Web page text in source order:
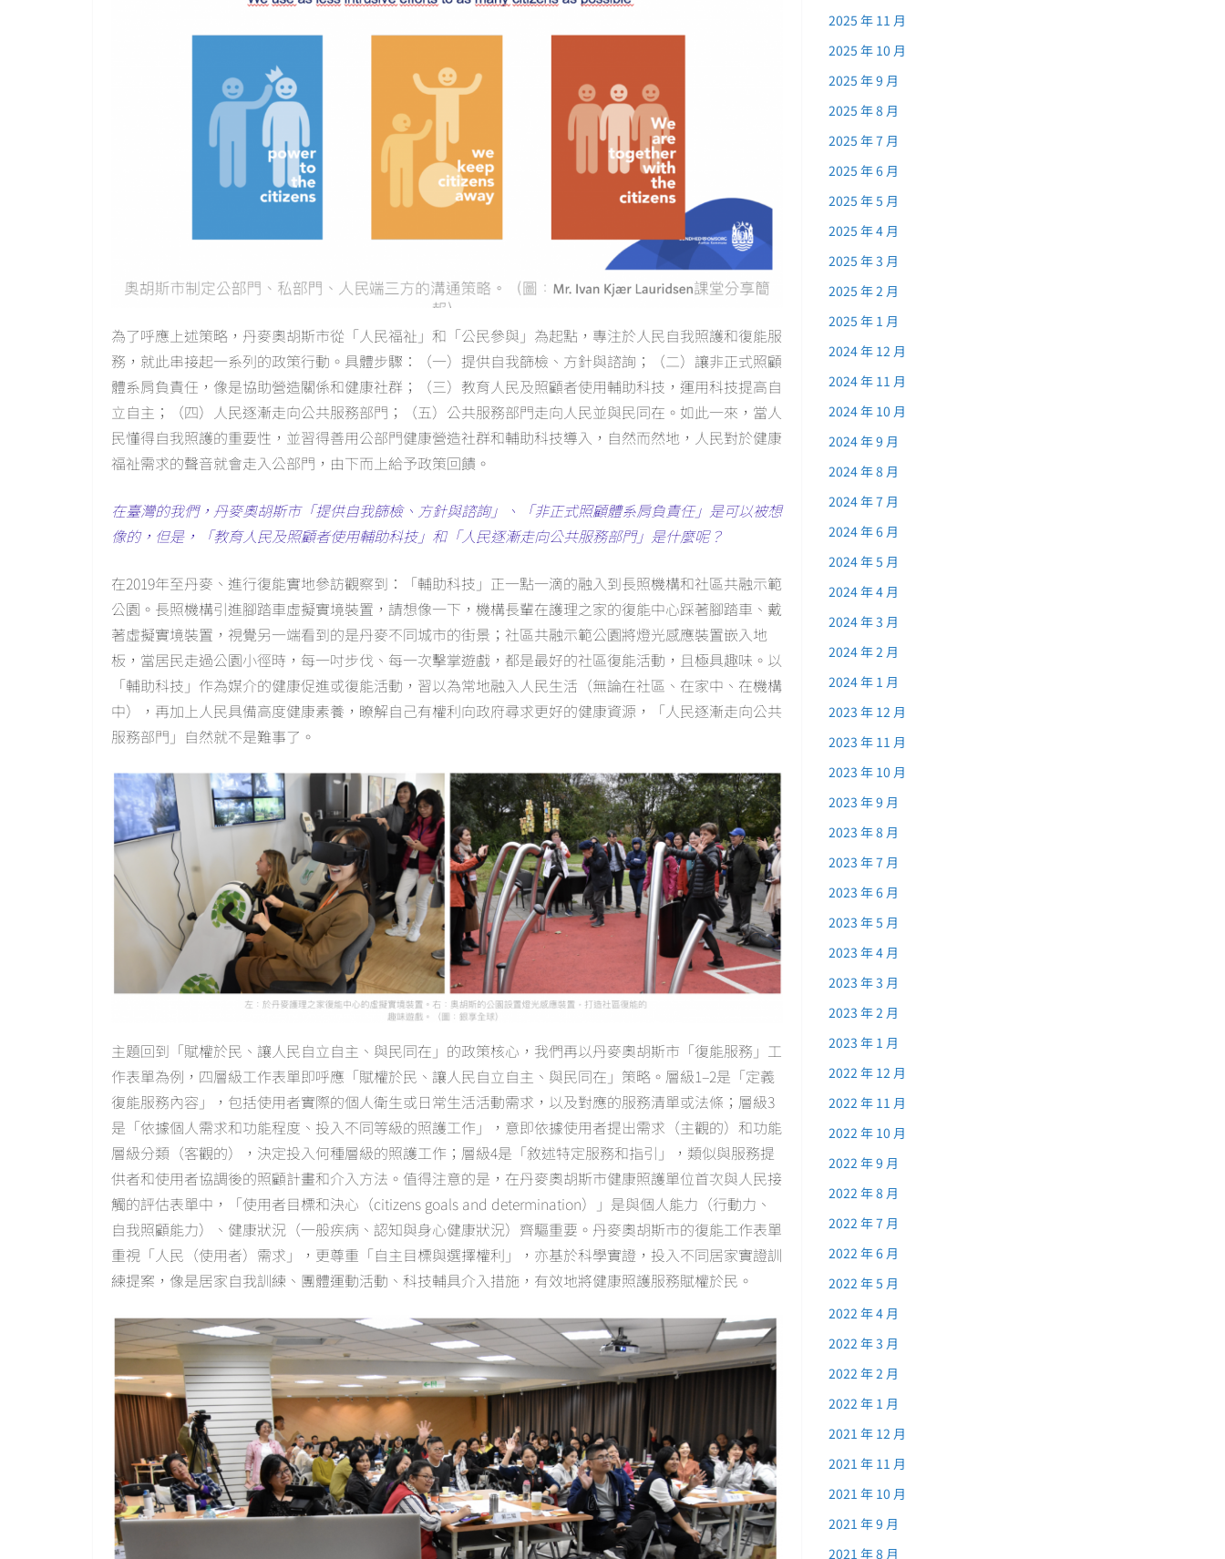
為了呼應上述策略，丹麥奧胡斯市從「人民福祉」和「公民參與」為起點，專注於人民自我照護和復能服
務，就此串接起一系列的政策行動。具體步驟：（一）提供自我篩檢、方針與諮詢；（二）讓非正式照顧
體系肩負責任，像是協助營造關係和健康社群；（三）教育人民及照顧者使用輔助科技，運用科技提高自
立自主；（四）人民逐漸走向公共服務部門；（五）公共服務部門走向人民並與民同在。如此一來，當人
民懂得自我照護的重要性，並習得善用公部門健康營造社群和輔助科技導入，自然而然地，人民對於健康
福祉需求的聲音就會走入公部門，由下而上給予政策回饋。
在臺灣的我們，丹麥奧胡斯市「提供自我篩檢、方針與諮詢」、「非正式照顧體系肩負責任」是可以被想
像的，但是，「教育人民及照顧者使用輔助科技」和「人民逐漸走向公共服務部門」是什麼呢？
在2019年至丹麥、進行復能實地參訪觀察到：「輔助科技」正一點一滴的融入到長照機構和社區共融示範
公園。長照機構引進腳踏車虛擬實境裝置，請想像一下，機構長輩在護理之家的復能中心踩著腳踏車、戴
著虛擬實境裝置，視覺另一端看到的是丹麥不同城市的街景；社區共融示範公園將燈光感應裝置嵌入地
板，當居民走過公園小徑時，每一吋步伐、每一次擊掌遊戲，都是最好的社區復能活動，且極具趣味。以
「輔助科技」作為媒介的健康促進或復能活動，習以為常地融入人民生活（無論在社區、在家中、在機構
中），再加上人民具備高度健康素養，瞭解自己有權利向政府尋求更好的健康資源，「人民逐漸走向公共
服務部門」自然就不是難事了。
主題回到「賦權於民、讓人民自立自主、與民同在」的政策核心，我們再以丹麥奧胡斯市「復能服務」工
作表單為例，四層級工作表單即呼應「賦權於民、讓人民自立自主、與民同在」策略。層級1–2是「定義
復能服務內容」，包括使用者實際的個人衛生或日常生活活動需求，以及對應的服務清單或法條；層級3
是「依據個人需求和功能程度、投入不同等級的照護工作」，意即依據使用者提出需求（主觀的）和功能
層級分類（客觀的），決定投入何種層級的照護工作；層級4是「敘述特定服務和指引」，類似與服務提
供者和使用者協調後的照顧計畫和介入方法。值得注意的是，在丹麥奧胡斯市健康照護單位首次與人民接
觸的評估表單中，「使用者目標和決心（citizens goals and determination）」是與個人能力（行動力、
自我照顧能力）、健康狀況（一般疾病、認知與身心健康狀況）齊驅重要。丹麥奧胡斯市的復能工作表單
重視「人民（使用者）需求」，更尊重「自主目標與選擇權利」，亦基於科學實證，投入不同居家實證訓
練提案，像是居家自我訓練、團體運動活動、科技輔具介入措施，有效地將健康照護服務賦權於民。
2025 年 11 月
2025 年 10 月
2025 年 9 月
2025 年 8 月
2025 年 7 月
2025 年 6 月
2025 年 5 月
2025 年 4 月
2025 年 3 月
2025 年 2 月
2025 年 1 月
2024 年 12 月
2024 年 11 月
2024 年 10 月
2024 年 9 月
2024 年 8 月
2024 年 7 月
2024 年 6 月
2024 年 5 月
2024 年 4 月
2024 年 3 月
2024 年 2 月
2024 年 1 月
2023 年 12 月
2023 年 11 月
2023 年 10 月
2023 年 9 月
2023 年 8 月
2023 年 7 月
2023 年 6 月
2023 年 5 月
2023 年 4 月
2023 年 3 月
2023 年 2 月
2023 年 1 月
2022 年 12 月
2022 年 11 月
2022 年 10 月
2022 年 9 月
2022 年 8 月
2022 年 7 月
2022 年 6 月
2022 年 5 月
2022 年 4 月
2022 年 3 月
2022 年 2 月
2022 年 1 月
2021 年 12 月
2021 年 11 月
2021 年 10 月
2021 年 9 月
2021 年 8 月